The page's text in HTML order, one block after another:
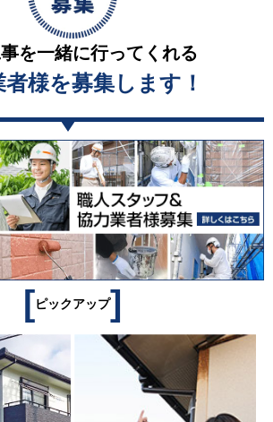
を一緒に行ってくれる
様を募集します！
[ピックアップ]